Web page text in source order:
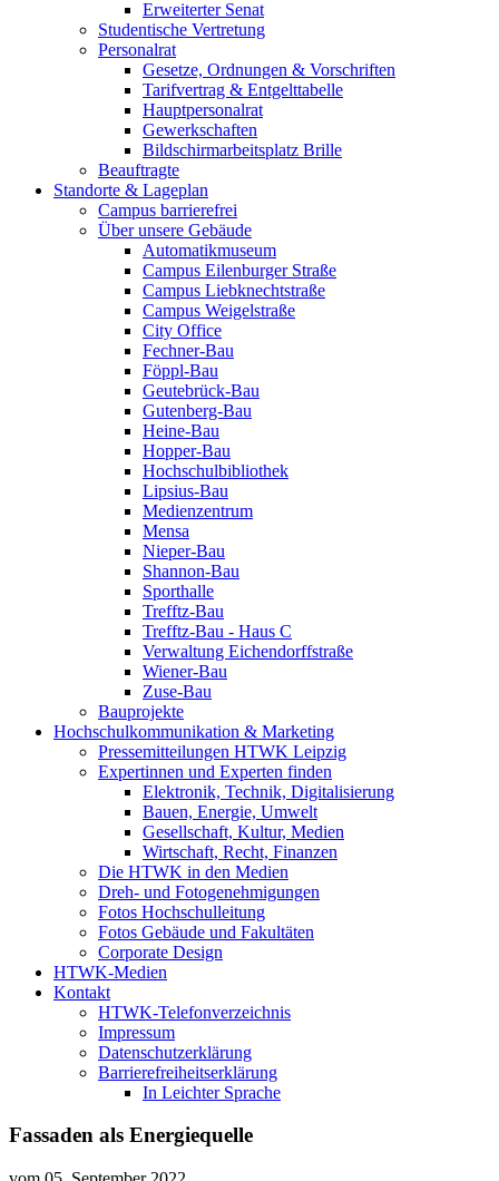
Erweiterter Senat
Studentische Vertretung
Personalrat
Gesetze, Ordnungen & Vorschriften
Tarifvertrag & Entgelttabelle
Hauptpersonalrat
Gewerkschaften
Bildschirmarbeitsplatz Brille
Beauftragte
Standorte & Lageplan
Campus barrierefrei
Über unsere Gebäude
Automatikmuseum
Campus Eilenburger Straße
Campus Liebknechtstraße
Campus Weigelstraße
City Office
Fechner-Bau
Föppl-Bau
Geutebrück-Bau
Gutenberg-Bau
Heine-Bau
Hopper-Bau
Hochschulbibliothek
Lipsius-Bau
Medienzentrum
Mensa
Nieper-Bau
Shannon-Bau
Sporthalle
Trefftz-Bau
Trefftz-Bau - Haus C
Verwaltung Eichendorffstraße
Wiener-Bau
Zuse-Bau
Bauprojekte
Hochschulkommunikation & Marketing
Pressemitteilungen HTWK Leipzig
Expertinnen und Experten finden
Elektronik, Technik, Digitalisierung
Bauen, Energie, Umwelt
Gesellschaft, Kultur, Medien
Wirtschaft, Recht, Finanzen
Die HTWK in den Medien
Dreh- und Fotogenehmigungen
Fotos Hochschulleitung
Fotos Gebäude und Fakultäten
Corporate Design
HTWK-Medien
Kontakt
HTWK-Telefonverzeichnis
Impressum
Datenschutzerklärung
Barrierefreiheitserklärung
In Leichter Sprache
Fassaden als Energiequelle